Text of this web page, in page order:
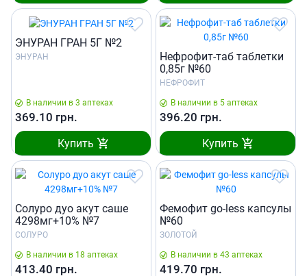
ЭНУРАН ГРАН 5Г №2
ЭНУРАН
В наличии в 3 аптеках
369.10 грн.
Купить
Нефрофит-таб таблетки
0,85г №60
НЕФРОФИТ
В наличии в 5 аптеках
396.20 грн.
Купить
Солуро дуо акут саше
4298мг+10% №7
СОЛУРО
В наличии в 18 аптеках
413.40 грн.
Фемофит go-less капсулы
№60
ЗОЛОТОЙ
В наличии в 43 аптеках
419.70 грн.